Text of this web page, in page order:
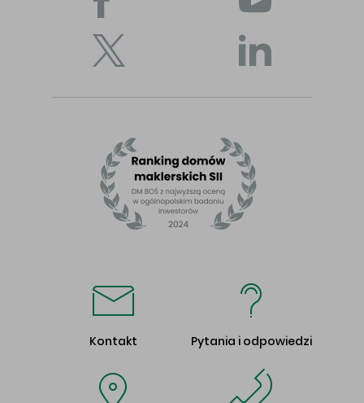
Kontakt Pytania i odpowiedzi